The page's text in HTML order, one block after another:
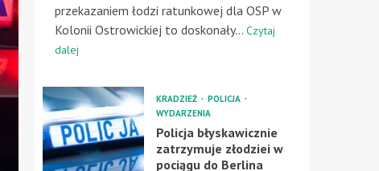
przekazaniem łodzi ratunkowej dla OSP w
Kolonii Ostrowickiej to doskonały... Czytaj
dalej
KRADZIEŻ
POLICJA
WYDARZENIA
Policja błyskawicznie
zatrzymuje złodziei w
pociągu do Berlina